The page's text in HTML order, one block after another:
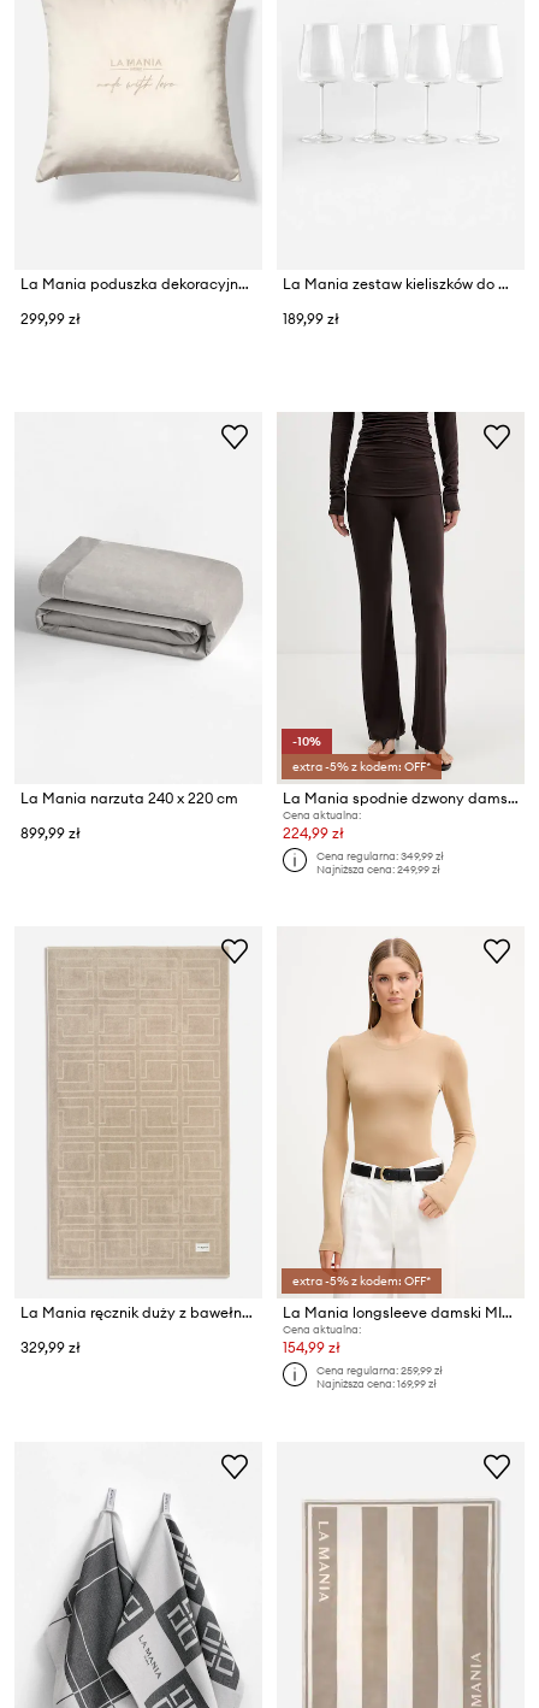
La Mania poduszka dekoracyjna z tworzywa sztucznego 50 x 50 cm
299,99 zł
La Mania zestaw kieliszków do wina ze szkła kryształowego 600 ml
189,99 zł
La Mania narzuta 240 x 220 cm
899,99 zł
-10%
extra -5% z kodem: OFF*
La Mania spodnie dzwony damskie z wiskozą
Cena aktualna:
224,99 zł
Cena regularna:349,99 zł
Najniższa cena:249,99 zł
La Mania ręcznik duży z bawełny egipskiej
329,99 zł
extra -5% z kodem: OFF*
La Mania longsleeve damski MILO
Cena aktualna:
154,99 zł
Cena regularna:259,99 zł
Najniższa cena:169,99 zł